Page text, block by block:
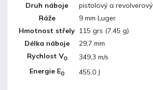
Druh náboje
pistolový a revolverový
Ráže
9 mm Luger
Hmotnost střely 115 grs (7.45 g)
Délka náboje
29,7 mm
Rychlost V0
349,3 m/s
Energie E0 455,0 J